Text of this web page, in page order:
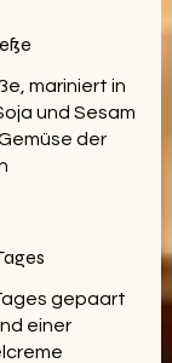
mariniert in
und Sesam
der
gepaart
einer